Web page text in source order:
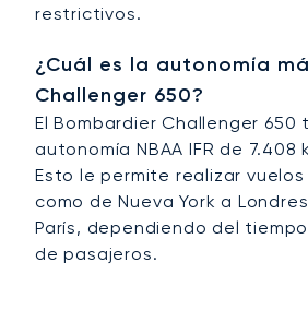
restrictivos.
¿Cuál es la autonomía
Challenger 650?
El Bombardier Challenger 650
autonomía NBAA IFR de 7.408
Esto le permite realizar
como de Nueva York a
París, dependiendo del
de pasajeros.